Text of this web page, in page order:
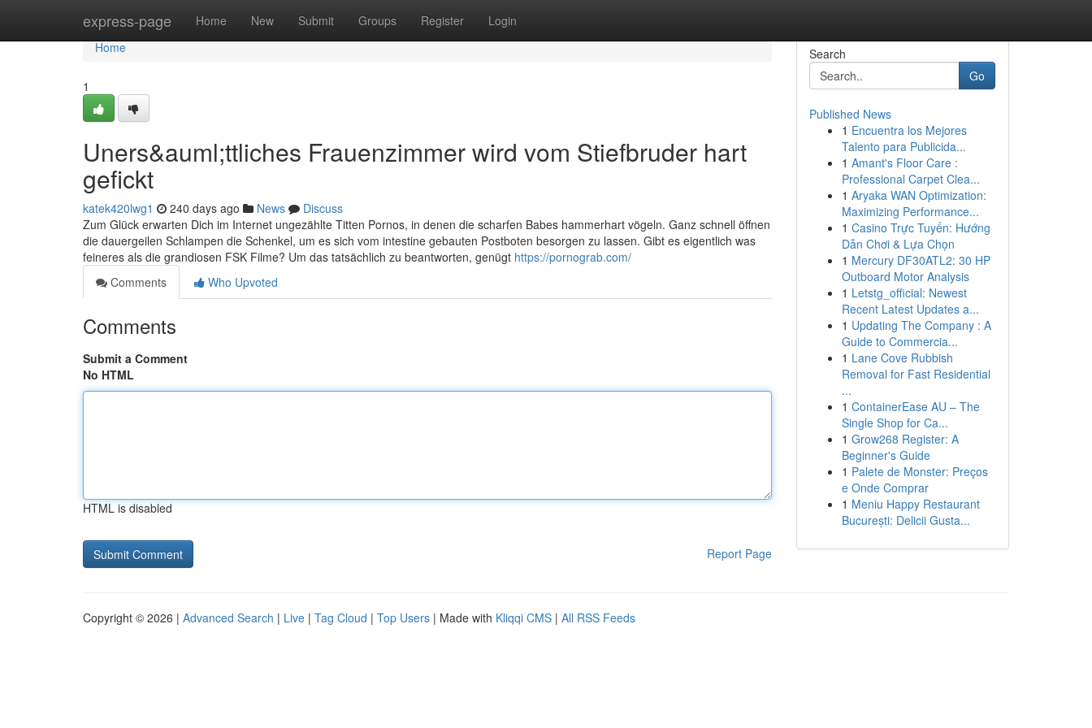
express-page Home New Submit Groups Register Login
Home
Home
1
Uners&auml;ttliches Frauenzimmer wird vom Stiefbruder hart
gefickt
katek420lwg1 240 days ago News
Discuss
Zum Glück erwarten Dich im Internet ungezählte Titten Pornos, in denen die scharfen Babes hammerhart vögeln. Ganz schnell öffnen
die dauergeilen Schlampen die Schenkel, um es sich vom intestine gebauten Postboten besorgen zu lassen. Gibt es eigentlich was
feineres als die grandiosen FSK Filme? Um das tatsächlich zu beantworten, genügt https://pornograb.com/
Comments
Who Upvoted
Comments
Submit a Comment
No HTML
HTML is disabled
Report Page
Search
Go
Published News
1 Encuentra los Mejores
Talento para Publicida...
1 Amant's Floor Care :
Professional Carpet Clea...
1 Aryaka WAN Optimization:
Maximizing Performance...
1 Casino Trực Tuyến: Hướng
Dẫn Chơi & Lựa Chọn
1 Mercury DF30ATL2: 30 HP
Outboard Motor Analysis
1 Letstg_official: Newest
Recent Latest Updates a...
1 Updating The Company : A
Guide to Commercia...
1 Lane Cove Rubbish
Removal for Fast Residential
...
1 ContainerEase AU – The
Single Shop for Ca...
1 Grow268 Register: A
Beginner's Guide
1 Palete de Monster: Preços
e Onde Comprar
1 Meniu Happy Restaurant
București: Delicii Gusta...
Copyright © 2026 | Advanced Search | Live | Tag Cloud | Top Users | Made with Kliqqi CMS | All RSS Feeds